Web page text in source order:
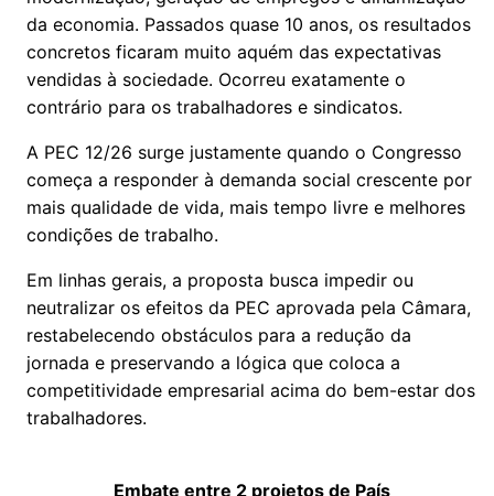
da economia. Passados quase 10 anos, os resultados
concretos ficaram muito aquém das expectativas
vendidas à sociedade. Ocorreu exatamente o
contrário para os trabalhadores e sindicatos.
A PEC 12/26 surge justamente quando o Congresso
começa a responder à demanda social crescente por
mais qualidade de vida, mais tempo livre e melhores
condições de trabalho.
Em linhas gerais, a proposta busca impedir ou
neutralizar os efeitos da PEC aprovada pela Câmara,
restabelecendo obstáculos para a redução da
jornada e preservando a lógica que coloca a
competitividade empresarial acima do bem-estar dos
trabalhadores.
Embate entre 2 projetos de País